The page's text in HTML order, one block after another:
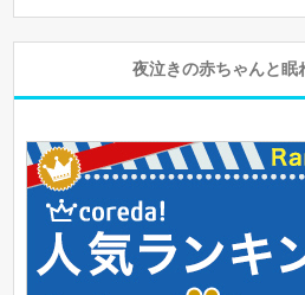
夜泣きの赤ちゃんと眠